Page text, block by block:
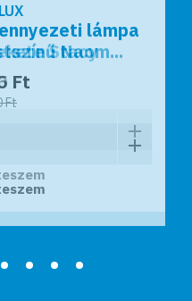
lámpa
Stacy
Ft
lámpa
Naom...
Ft
Ft